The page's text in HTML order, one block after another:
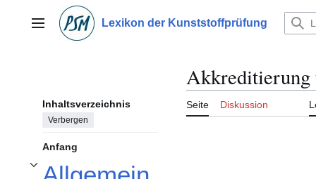
springenHauptmenü Lexikon der Kunststoffprüfung
Inhaltsverzeichnis
Verbergen
Anfang
Unterabschnitt Allgemeines umschalten
Seite Diskussion